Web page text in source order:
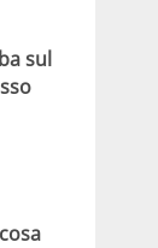
sul